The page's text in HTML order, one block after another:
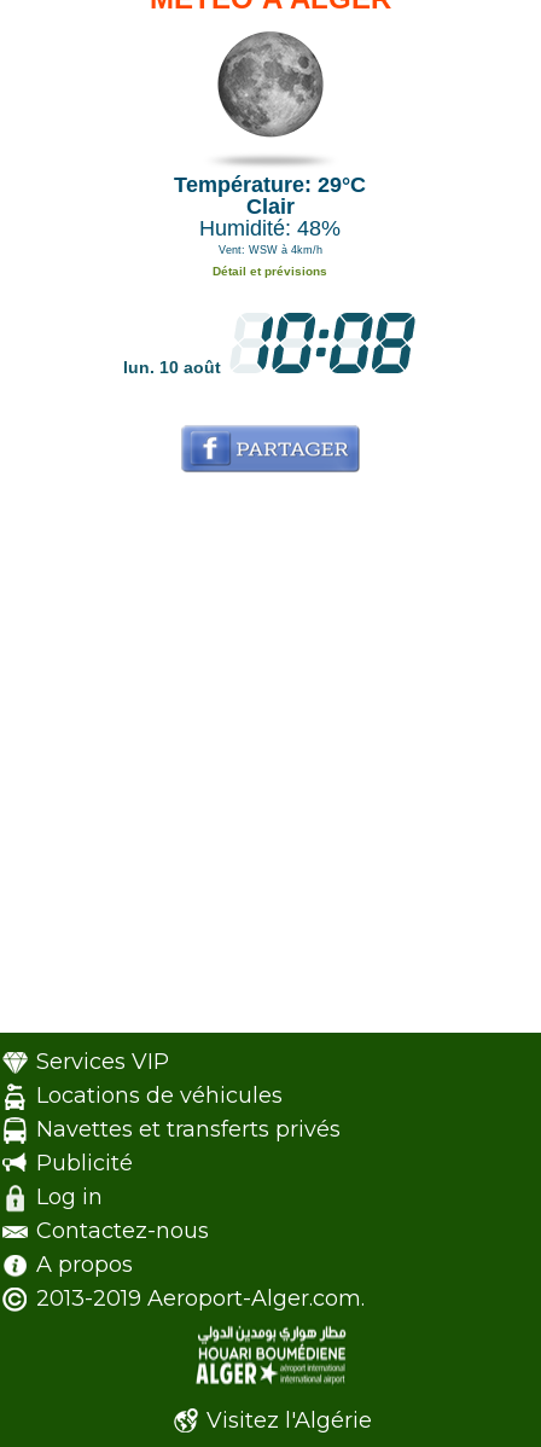
Température: 29°C
Clair
Humidité: 48%
Vent: WSW à 4km/h
Détail et prévisions
lun. 10 août
Services VIP
Locations de véhicules
Navettes et transferts privés
Publicité
Log in
Contactez-nous
A propos
2013-2019 Aeroport-Alger.com.
Visitez l'Algérie